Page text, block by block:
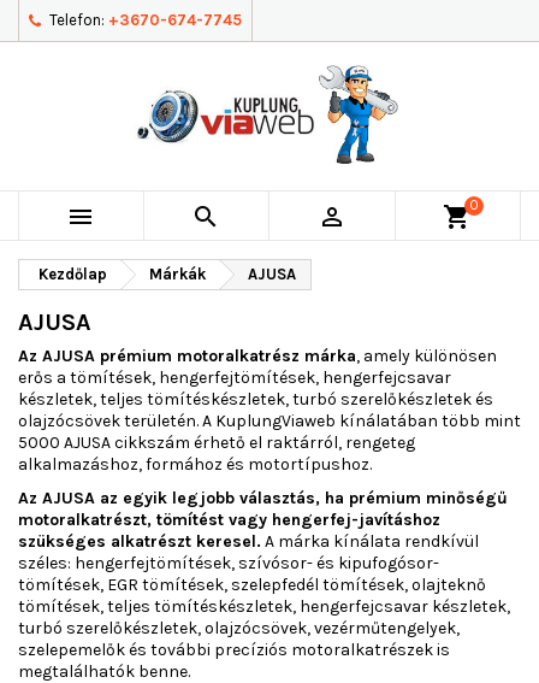
Telefon: +3670-674-7745
   shopping_cart0
Kezdőlap Márkák AJUSA
AJUSA
Az AJUSA prémium motoralkatrész márka, amely különösen
erős a tömítések, hengerfejtömítések, hengerfejcsavar
készletek, teljes tömítéskészletek, turbó szerelőkészletek és
olajzócsövek területén. A KuplungViaweb kínálatában több mint
5000 AJUSA cikkszám érhető el raktárról, rengeteg
alkalmazáshoz, formához és motortípushoz.
Az AJUSA az egyik legjobb választás, ha prémium minőségű
motoralkatrészt, tömítést vagy hengerfej-javításhoz
szükséges alkatrészt keresel. A márka kínálata rendkívül
széles: hengerfejtömítések, szívósor- és kipufogósor-
tömítések, EGR tömítések, szelepfedél tömítések, olajteknő
tömítések, teljes tömítéskészletek, hengerfejcsavar készletek,
turbó szerelőkészletek, olajzócsövek, vezérműtengelyek,
szelepemelők és további precíziós motoralkatrészek is
megtalálhatók benne.